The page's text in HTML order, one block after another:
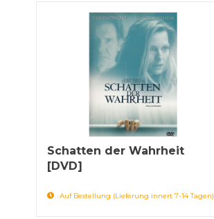
Schatten der Wahrheit
[DVD]
Auf Bestellung (Lieferung innert 7-14 Tagen)